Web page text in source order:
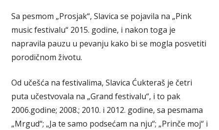
Sa pesmom „Prosjak“, Slavica se pojavila na „Pink
music festivalu“ 2015. godine, i nakon toga je
napravila pauzu u pevanju kako bi se mogla posvetiti
porodičnom životu.
Od učešća na festivalima, Slavica Ćukteraš je četri
puta učestvovala na „Grand festivalu“, i to pak
2006.godine; 2008.; 2010. i 2012. godine, sa pesmama
„Mrgud“; „Ja te samo podsećam na nju“; „Prinče moj“ i